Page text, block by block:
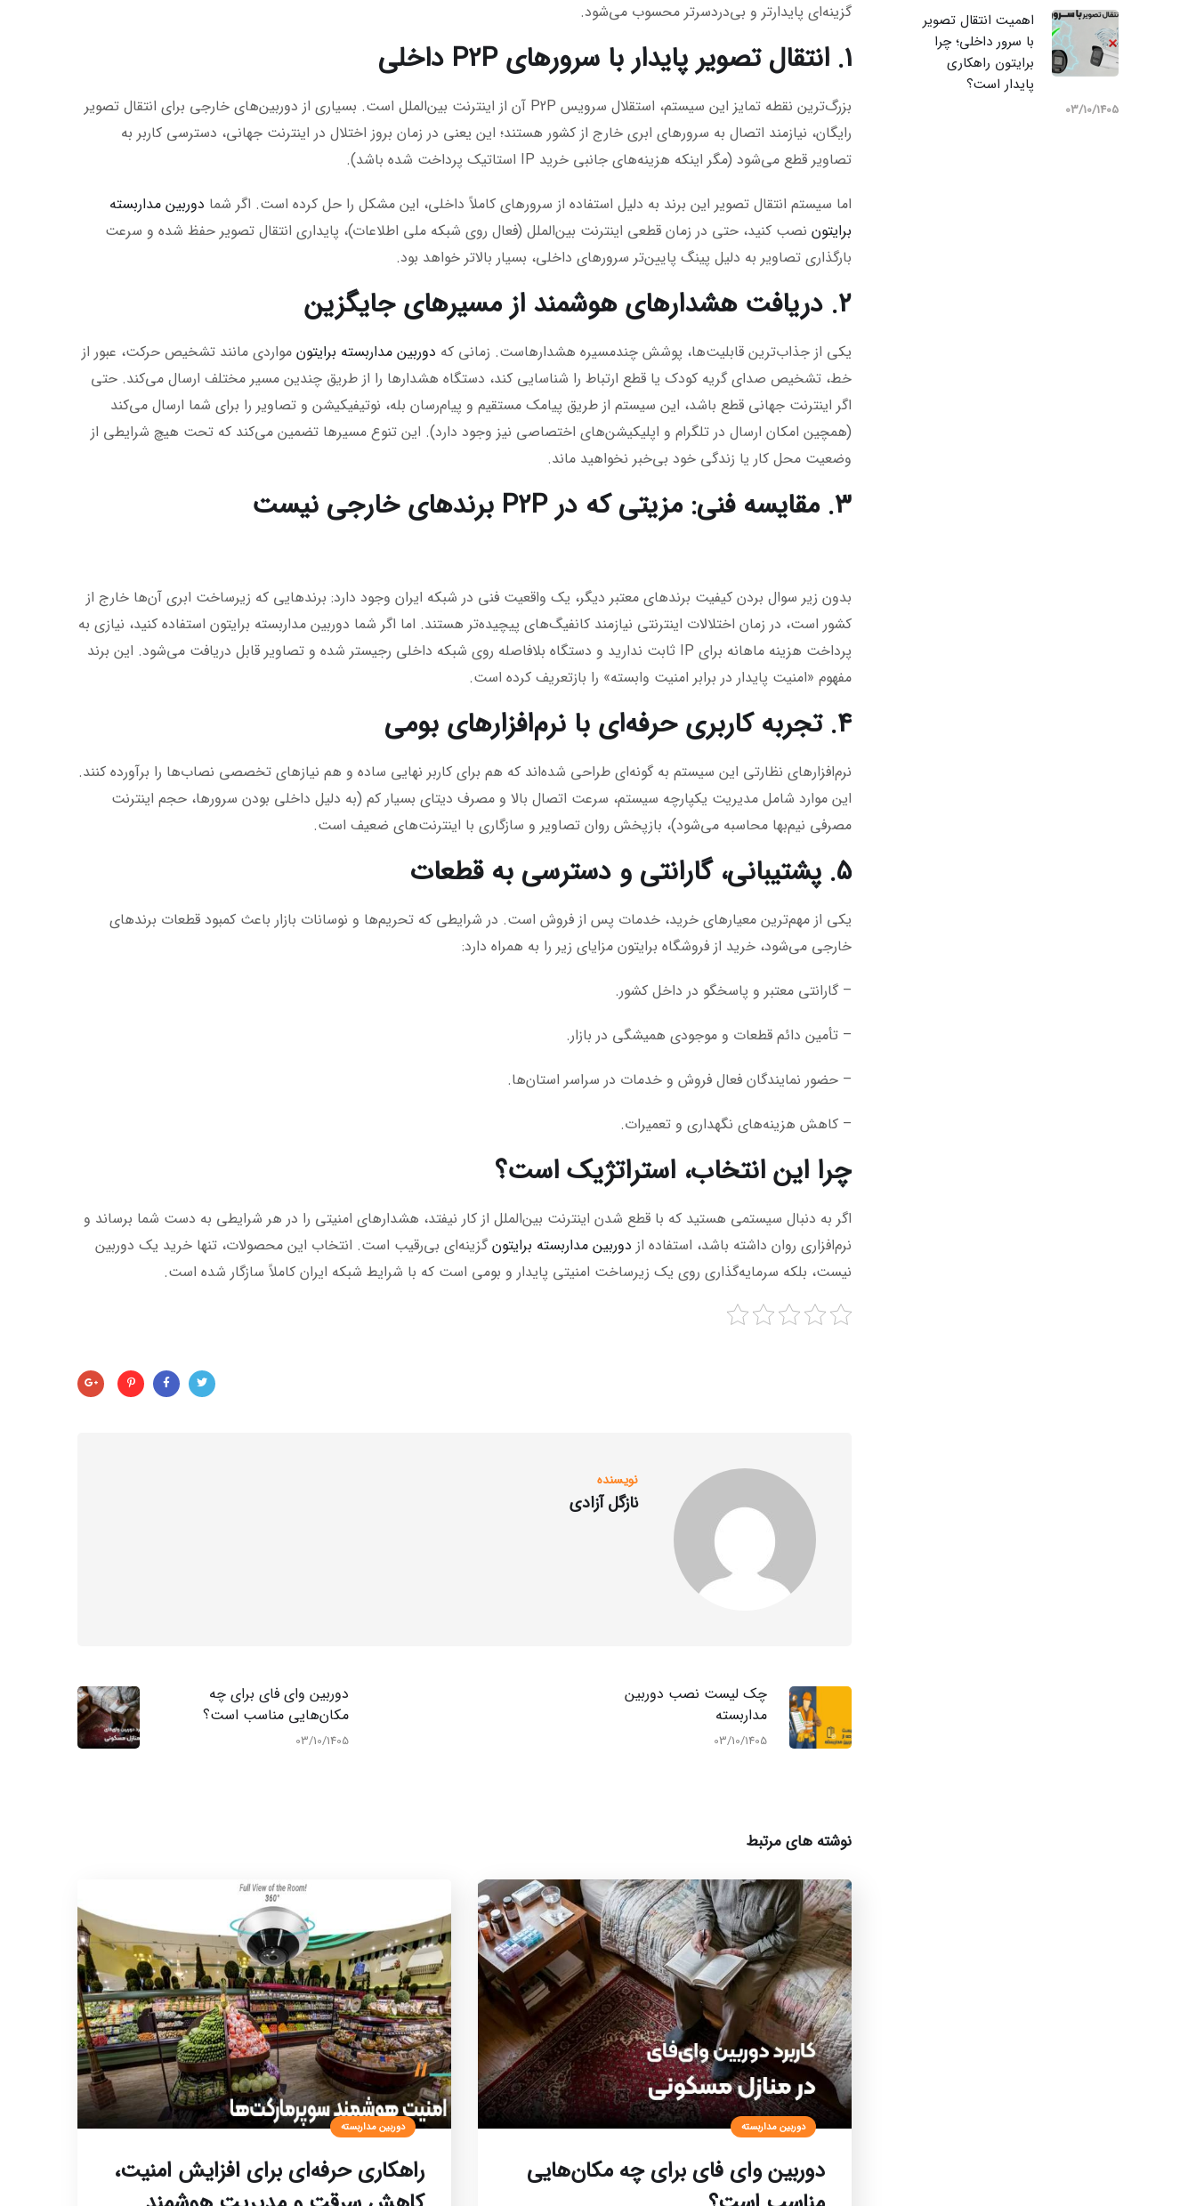
گزینه‌ای پایدارتر و بی‌دردسرتر محسوب می‌شود.
۱. انتقال تصویر پایدار با سرورهای P2P داخلی
بزرگ‌ترین نقطه تمایز این سیستم، استقلال سرویس P2P آن از اینترنت بین‌الملل است. بسیاری از دوربین‌های خارجی برای انتقال تصویر
رایگان، نیازمند اتصال به سرورهای ابری خارج از کشور هستند؛ این یعنی در زمان بروز اختلال در اینترنت جهانی، دسترسی کاربر به
تصاویر قطع می‌شود (مگر اینکه هزینه‌های جانبی خرید IP استاتیک پرداخت شده باشد).
اما سیستم انتقال تصویر این برند به دلیل استفاده از سرورهای کاملاً داخلی، این مشکل را حل کرده است. اگر شما دوربین مداربسته
برایتون نصب کنید، حتی در زمان قطعی اینترنت بین‌الملل (فعال روی شبکه ملی اطلاعات)، پایداری انتقال تصویر حفظ شده و سرعت
بارگذاری تصاویر به دلیل پینگ پایین‌تر سرورهای داخلی، بسیار بالاتر خواهد بود.
۲. دریافت هشدارهای هوشمند از مسیرهای جایگزین
یکی از جذاب‌ترین قابلیت‌ها، پوشش چندمسیره هشدارهاست. زمانی که دوربین مداربسته برایتون مواردی مانند تشخیص حرکت، عبور از
خط، تشخیص صدای گریه کودک یا قطع ارتباط را شناسایی کند، دستگاه هشدارها را از طریق چندین مسیر مختلف ارسال می‌کند. حتی
اگر اینترنت جهانی قطع باشد، این سیستم از طریق پیامک مستقیم و پیام‌رسان بله، نوتیفیکیشن و تصاویر را برای شما ارسال می‌کند
(همچین امکان ارسال در تلگرام و اپلیکیشن‌های اختصاصی نیز وجود دارد). این تنوع مسیرها تضمین می‌کند که تحت هیچ شرایطی از
وضعیت محل کار یا زندگی خود بی‌خبر نخواهید ماند.
۳. مقایسه فنی: مزیتی که در P2P برندهای خارجی نیست
بدون زیر سوال بردن کیفیت برندهای معتبر دیگر، یک واقعیت فنی در شبکه ایران وجود دارد: برندهایی که زیرساخت ابری آن‌ها خارج از
کشور است، در زمان اختلالات اینترنتی نیازمند کانفیگ‌های پیچیده‌تر هستند. اما اگر شما دوربین مداربسته برایتون استفاده کنید، نیازی به
پرداخت هزینه ماهانه برای IP ثابت ندارید و دستگاه بلافاصله روی شبکه داخلی رجیستر شده و تصاویر قابل دریافت می‌شود. این برند
مفهوم «امنیت پایدار در برابر امنیت وابسته» را بازتعریف کرده است.
۴. تجربه کاربری حرفه‌ای با نرم‌افزارهای بومی
نرم‌افزارهای نظارتی این سیستم به گونه‌ای طراحی شده‌اند که هم برای کاربر نهایی ساده و هم نیازهای تخصصی نصاب‌ها را برآورده کنند.
این موارد شامل مدیریت یکپارچه سیستم، سرعت اتصال بالا و مصرف دیتای بسیار کم (به دلیل داخلی بودن سرورها، حجم اینترنت
مصرفی نیم‌بها محاسبه می‌شود)، بازپخش روان تصاویر و سازگاری با اینترنت‌های ضعیف است.
۵. پشتیبانی، گارانتی و دسترسی به قطعات
یکی از مهم‌ترین معیارهای خرید، خدمات پس از فروش است. در شرایطی که تحریم‌ها و نوسانات بازار باعث کمبود قطعات برندهای
خارجی می‌شود، خرید از فروشگاه برایتون مزایای زیر را به همراه دارد:
– گارانتی معتبر و پاسخگو در داخل کشور.
– تأمین دائم قطعات و موجودی همیشگی در بازار.
– حضور نمایندگان فعال فروش و خدمات در سراسر استان‌ها.
– کاهش هزینه‌های نگهداری و تعمیرات.
چرا این انتخاب، استراتژیک است؟
اگر به دنبال سیستمی هستید که با قطع شدن اینترنت بین‌الملل از کار نیفتد، هشدارهای امنیتی را در هر شرایطی به دست شما برساند و
نرم‌افزاری روان داشته باشد، استفاده از دوربین مداربسته برایتونگزینه‌ای بی‌رقیب است. انتخاب این محصولات، تنها خرید یک دوربین
نیست، بلکه سرمایه‌گذاری روی یک زیرساخت امنیتی پایدار و بومی است که با شرایط شبکه ایران کاملاً سازگار شده است.
نویسنده
نازگل آزادی
چک لیست نصب دوربین
مداربسته
03/10/1405
دوربین وای‌ فای برای چه
مکان‌هایی مناسب است؟
03/10/1405
نوشته های مرتبط
دوربین مداربسته
راهکاری حرفه‌ای برای افزایش امنیت،
دوربین مداربسته
دوربین وای‌ فای برای چه مکان‌هایی
اهمیت انتقال تصویر
با سرور داخلی؛ چرا
برایتون راهکاری
پایدار است؟
03/10/1405